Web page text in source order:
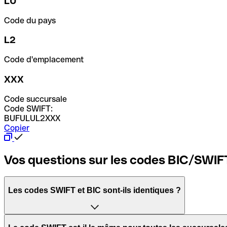
Code du pays
L2
Code d'emplacement
XXX
Code succursale
Code SWIFT:
BUFULUL2XXX
Copier
Vos questions sur les codes BIC/
Les codes SWIFT et BIC sont-ils identiques ?